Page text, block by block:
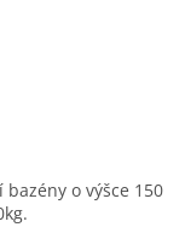
o výšce 150